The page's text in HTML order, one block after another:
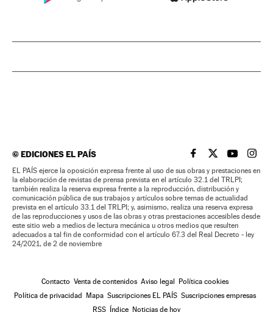
©EDICIONES EL PAÍS EL PAÍS BRASIL EN
EL PAÍSEL PAÍS
EL
EL PAÍS ejerce la oposición expresa frente al uso de sus obras y prestaciones en
la elaboración de revistas de prensa prevista en el artículo 32.1 del TRLPI;
también realiza la reserva expresa frente a la reproducción, distribución y
comunicación pública de sus trabajos y artículos sobre temas de actualidad
prevista en el artículo 33.1 del TRLPI; y, asimismo, realiza una reserva expresa
de las reproducciones y usos de las obras y otras prestaciones accesibles desde
este sitio web a medios de lectura mecánica u otros medios que resulten
adecuados a tal fin de conformidad con el artículo 67.3 del Real Decreto - ley
24/2021, de 2 de noviembre
Contacto Venta de contenidos Aviso legal Política cookies
Política de privacidad Mapa Suscripciones EL PAÍS Suscripciones empresas
RSS Índice Noticias de hoy